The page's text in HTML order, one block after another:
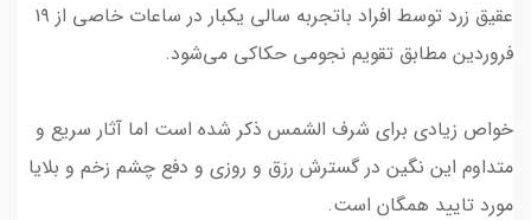
عقیق زرد توسط افراد باتجربه سالی یکبار در ساعات خاصی از ۱۹
فروردین مطابق تقویم‌ نجومی حکاکی می‌شود.
خواص زیادی برای شرف الشمس ذکر شده است اما آثار سریع و
متداوم این نگین در گسترش رزق و روزی و دفع چشم زخم و بلایا
مورد تایید همگان است.